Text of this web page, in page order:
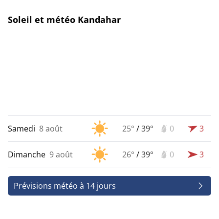
Soleil et météo Kandahar
Samedi 8 août 25° /39° 0 3
Dimanche 9 août 26° /39° 0 3
Prévisions météo à 14 jours